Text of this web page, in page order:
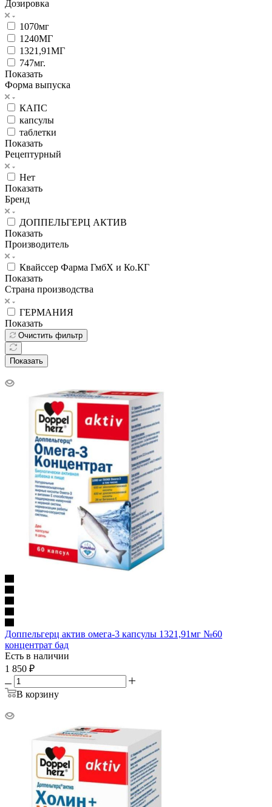
Дозировка
1070мг
1240МГ
1321,91МГ
747мг.
Показать
Форма выпуска
КАПС
капсулы
таблетки
Показать
Рецептурный
Нет
Показать
Бренд
ДОППЕЛЬГЕРЦ АКТИВ
Показать
Производитель
Квайссер Фарма ГмбХ и Ко.КГ
Показать
Страна производства
ГЕРМАНИЯ
Показать
Очистить фильтр
Показать
Доппельгерц актив омега-3 капсулы 1321,91мг №60
концентрат бад
Есть в наличии
1 850 ₽
В корзину